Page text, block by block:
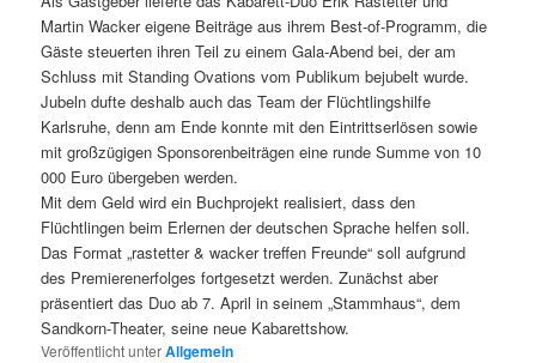
Martin Wacker eigene Beiträge aus ihrem Best-of-Programm, die
Gäste steuerten ihren Teil zu einem Gala-Abend bei, der am
Schluss mit Standing Ovations vom Publikum bejubelt wurde.
Jubeln dufte deshalb auch das Team der Flüchtlingshilfe
Karlsruhe, denn am Ende konnte mit den Eintrittserlösen sowie
mit großzügigen Sponsorenbeiträgen eine runde Summe von 10
000 Euro übergeben werden.
Mit dem Geld wird ein Buchprojekt realisiert, dass den
Flüchtlingen beim Erlernen der deutschen Sprache helfen soll.
Das Format „rastetter & wacker treffen Freunde“ soll aufgrund
des Premierenerfolges fortgesetzt werden. Zunächst aber
präsentiert das Duo ab 7. April in seinem „Stammhaus“, dem
Sandkorn-Theater, seine neue Kabarettshow.
Veröffentlicht unterAllgemein